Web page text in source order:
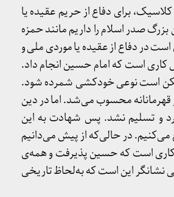
برای دفاع از حریم عقیده یا
صدر اسلام را داریم مانند حمزه
در دفاع از عقیده یا موردی ملی و
است که امام حسین انجام داد.
است نوعی خودکشی شمرده شود.
قهرمانانه محسوب می‌شد. اما در دین
و تسلیم نشد. پس شهادت به این
در حالی‌که از پیش می‌دانیم
کاری‌ است که حسین پذیرفت و همه‌ی
نشانگر این است که به‌لحاظ تاریخی